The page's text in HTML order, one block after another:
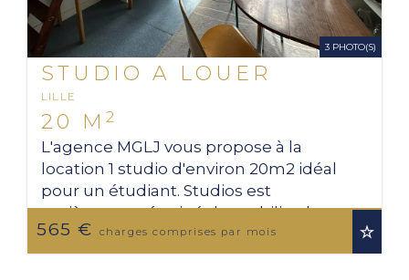
3 PHOTO(S)
STUDIO A LOUER
LILLE
20 M 2
565 € charges comprises par mois
L'agence MGLJ vous propose à la
location 1 studio d'environ 20m2 idéal
pour un étudiant. Studios est
entièrement équipé de mobilier, les
charges inclus (eau, électricité et
chauffage). A 3min ...